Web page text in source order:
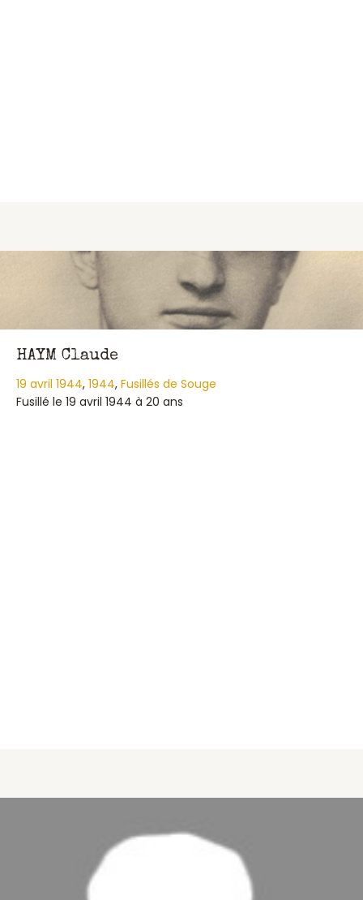
HAYM Claude
19 avril 1944, 1944, Fusillés de Souge
Fusillé le 19 avril 1944 à 20 ans